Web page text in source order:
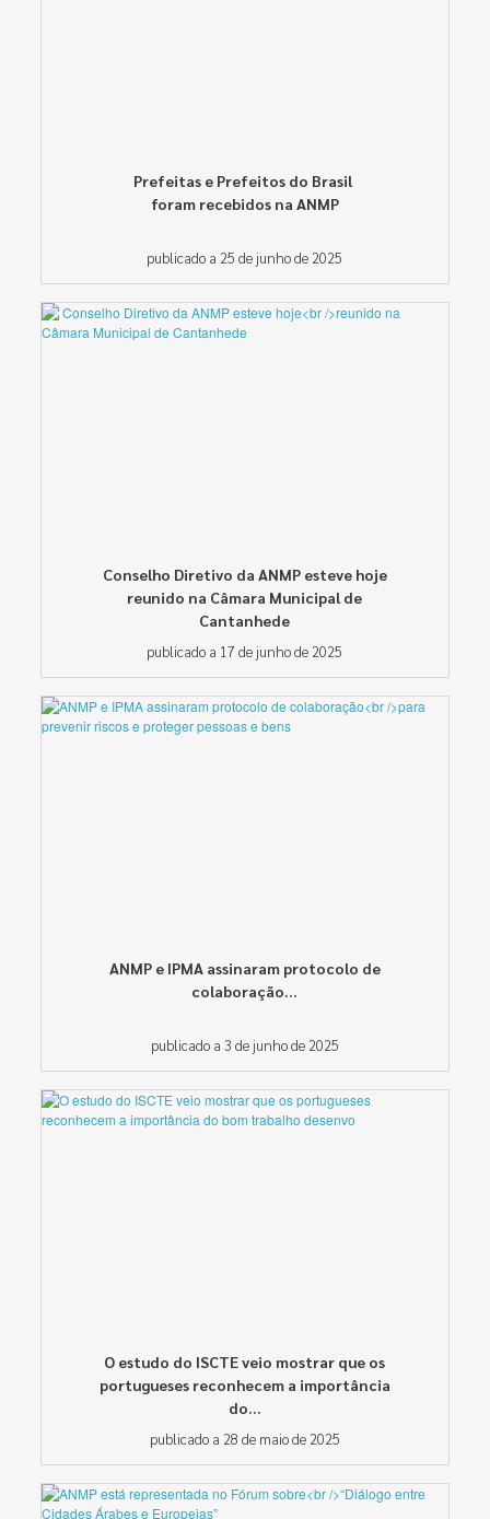
Prefeitas e Prefeitos do Brasil
foram recebidos na ANMP
publicado a 25 de junho de 2025
Conselho Diretivo da ANMP esteve hoje
reunido na Câmara Municipal de
Cantanhede
publicado a 17 de junho de 2025
ANMP e IPMA assinaram protocolo de
colaboração...
publicado a 3 de junho de 2025
O estudo do ISCTE veio mostrar que os
portugueses reconhecem a importância
do...
publicado a 28 de maio de 2025